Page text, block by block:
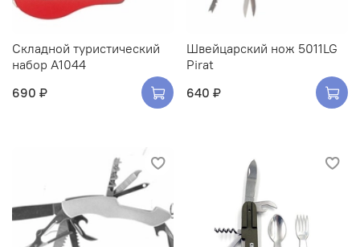
Складной туристический
набор A1044
690 ₽
Швейцарский нож 5011LG
Pirat
640 ₽